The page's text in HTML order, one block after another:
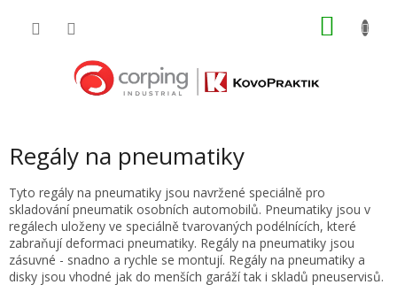
Regály na pneumatiky
Tyto regály na pneumatiky jsou navržené speciálně pro
skladování pneumatik osobních automobilů. Pneumatiky jsou v
regálech uloženy ve speciálně tvarovaných podélnících, které
zabraňují deformaci pneumatiky. Regály na pneumatiky jsou
zásuvné - snadno a rychle se montují. Regály na pneumatiky a
disky jsou vhodné jak do menších garáží tak i skladů pneuservisů.